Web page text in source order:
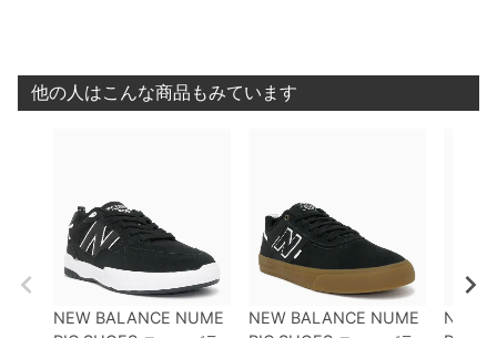
他の人はこんな商品もみています
NEW BALANCE NUME
NEW BALANCE NUME
NEW